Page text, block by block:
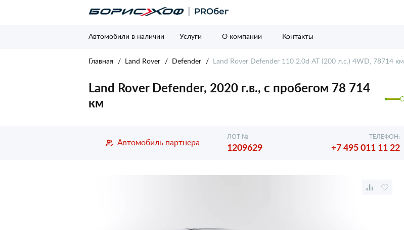
Автомобили в наличии Услуги О компании Контакты
Главная Land Rover Defender Land Rover Defender 110 2.0d AT (200 л.с.) 4WD, 78714 км
Land Rover Defender, 2020 г.в., с пробегом 78 714
км
Автомобиль партнера
ЛОТ №
1209629
ТЕЛЕФОН:
+7 495 011 11 22